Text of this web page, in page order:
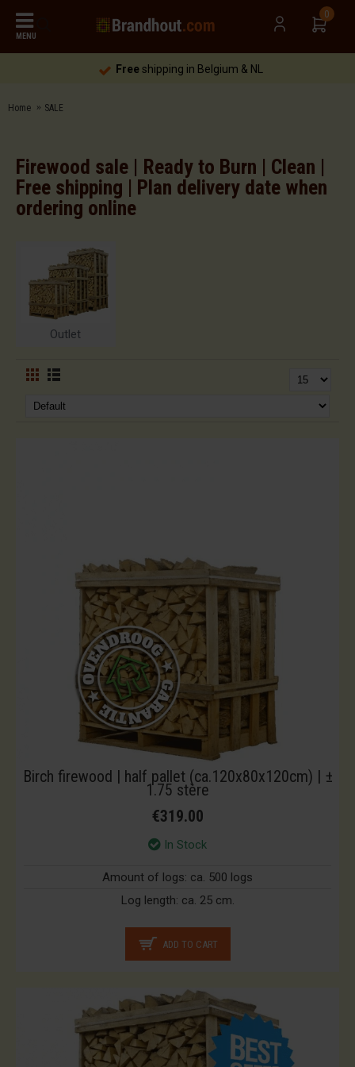
MENU
0
Freeshipping in Belgium & NL
Home SALE
Firewood sale | Ready to Burn | Clean |
Free shipping | Plan delivery date when
ordering online
Outlet
Birch firewood | half pallet (ca.120x80x120cm) | ±
1.75 stère
€319.00
In Stock
Amount of logs: ca. 500 logs
Log length: ca. 25 cm.
ADD TO CART